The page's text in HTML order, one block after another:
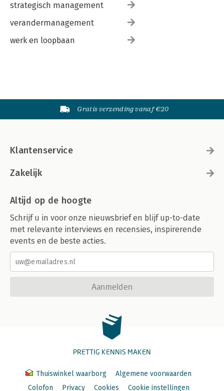
strategisch management
verandermanagement
werk en loopbaan
Gratis verzending vanaf €20
Klantenservice
Zakelijk
Altijd op de hoogte
Schrijf u in voor onze nieuwsbrief en blijf up-to-date
met relevante interviews en recensies, inspirerende
events en de beste acties.
Aanmelden
PRETTIG KENNIS MAKEN
Thuiswinkel waarborg
Algemene voorwaarden
Colofon
Privacy Cookies Cookie instellingen